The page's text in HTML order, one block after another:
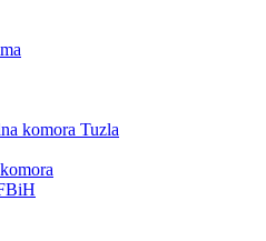
komora Tuzla